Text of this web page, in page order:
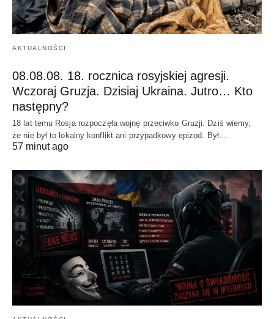
AKTUALNOŚCI
08.08.08. 18. rocznica rosyjskiej agresji.
Wczoraj Gruzja. Dzisiaj Ukraina. Jutro… Kto
następny?
18 lat temu Rosja rozpoczęła wojnę przeciwko Gruzji. Dziś wiemy,
że nie był to lokalny konflikt ani przypadkowy epizod. Był…
57 minut ago